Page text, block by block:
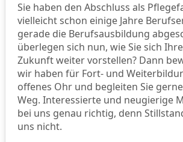
Sie haben den Abschluss als
vielleicht schon einige Jahre
gerade die Berufsausbildung
überlegen sich nun, wie Sie sich
Zukunft weiter vorstellen? Dann
wir haben für Fort- und
offenes Ohr und begleiten Sie
Weg. Interessierte und neugierige
bei uns genau richtig, denn
uns nicht.